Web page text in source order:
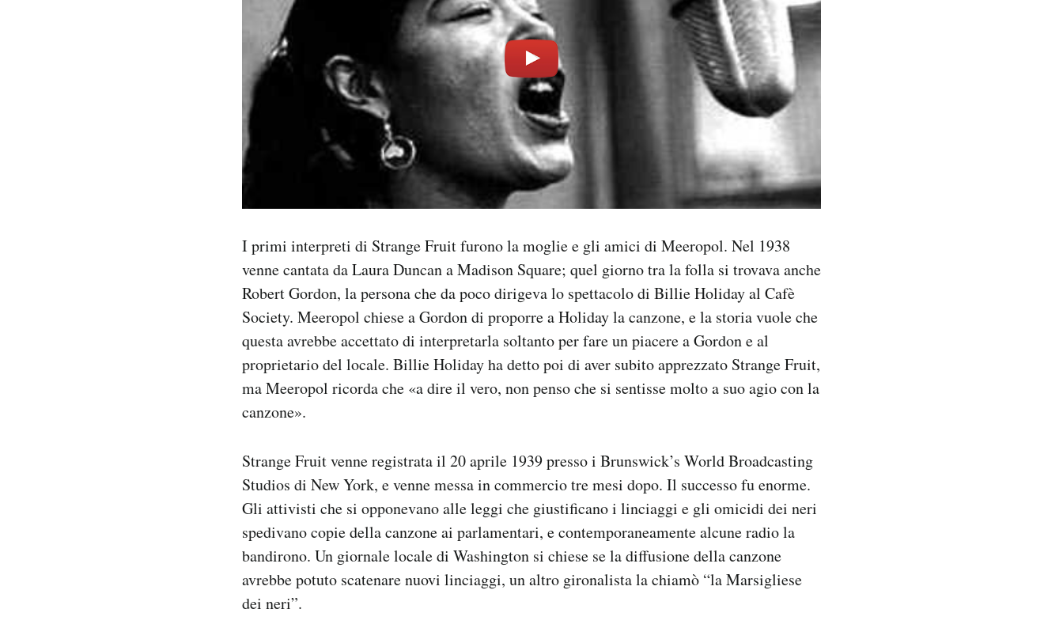
I primi interpreti di Strange Fruit furono la moglie e gli amici di Meeropol. Nel 1938
venne cantata da Laura Duncan a Madison Square; quel giorno tra la folla si trovava anche
Robert Gordon, la persona che da poco dirigeva lo spettacolo di Billie Holiday al Cafè
Society. Meeropol chiese a Gordon di proporre a Holiday la canzone, e la storia vuole che
questa avrebbe accettato di interpretarla soltanto per fare un piacere a Gordon e al
proprietario del locale. Billie Holiday ha detto poi di aver subito apprezzato Strange Fruit,
ma Meeropol ricorda che «a dire il vero, non penso che si sentisse molto a suo agio con la
canzone».
Strange Fruit venne registrata il 20 aprile 1939 presso i Brunswick’s World Broadcasting
Studios di New York, e venne messa in commercio tre mesi dopo. Il successo fu enorme.
Gli attivisti che si opponevano alle leggi che giustificano i linciaggi e gli omicidi dei neri
spedivano copie della canzone ai parlamentari, e contemporaneamente alcune radio la
bandirono. Un giornale locale di Washington si chiese se la diffusione della canzone
avrebbe potuto scatenare nuovi linciaggi, un altro gironalista la chiamò “la Marsigliese
dei neri”.